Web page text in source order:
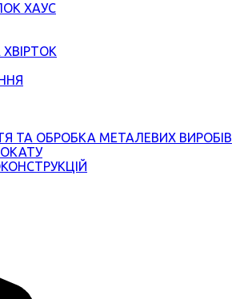
ХАУС
ТА ОБРОБКА МЕТАЛЕВИХ ВИРОБІВ